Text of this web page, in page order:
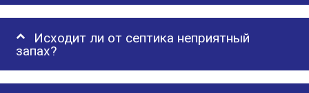
Исходит ли от септика неприятный
запах?